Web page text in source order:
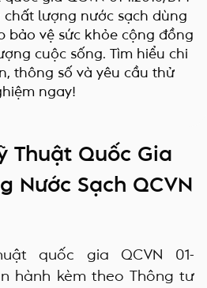
chất lượng nước sạch dùng
bảo vệ sức khỏe cộng đồng
cuộc sống. Tìm hiểu chi
thông số và yêu cầu thử
ngay!
Thuật Quốc Gia
Nước Sạch QCVN
quốc gia QCVN 01-
hành kèm theo Thông tư